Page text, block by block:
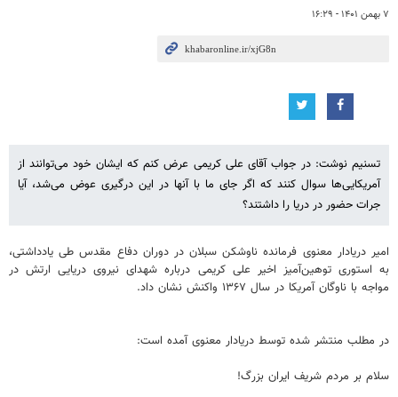
۷ بهمن ۱۴۰۱ - ۱۶:۲۹
تسنیم نوشت: در جواب آقای علی کریمی عرض کنم که ایشان خود می‌توانند از
آمریکایی‌ها سوال کنند که اگر جای ما با آنها در این درگیری عوض می‌شد، آیا
جرات حضور در دریا را داشتند؟
امیر دریادار معنوی فرمانده ناوشکن سبلان در دوران دفاع مقدس طی یادداشتی،
به استوری توهین‌آمیز اخیر علی کریمی درباره شهدای نیروی دریایی ارتش در
مواجه با ناوگان آمریکا در سال ۱۳۶۷ واکنش نشان داد.
در مطلب منتشر شده توسط دریادار معنوی آمده است:
سلام بر مردم شریف ایران بزرگ!